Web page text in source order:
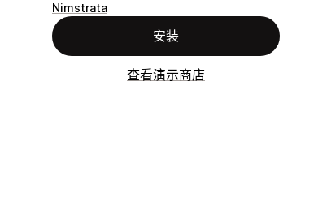
Nimstrata
安装
查看演示商店